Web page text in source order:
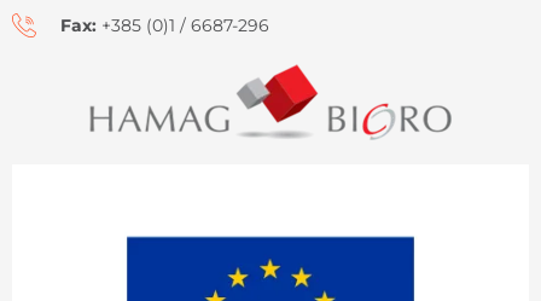
Fax: +385 (0)1 / 6687-296